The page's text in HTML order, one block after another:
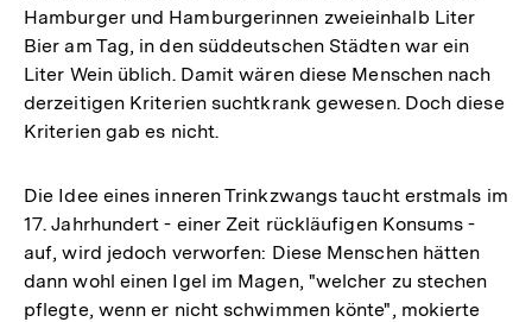
Hamburger und Hamburgerinnen zweieinhalb Liter
Bier am Tag, in den süddeutschen Städten war ein
Liter Wein üblich. Damit wären diese Menschen nach
derzeitigen Kriterien suchtkrank gewesen. Doch diese
Kriterien gab es nicht.
Die Idee eines inneren Trinkzwangs taucht erstmals im
17. Jahrhundert - einer Zeit rückläufigen Konsums -
auf, wird jedoch verworfen: Diese Menschen hätten
dann wohl einen Igel im Magen, "welcher zu stechen
pflegte, wenn er nicht schwimmen könte", mokierte